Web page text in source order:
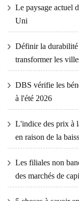
Le paysage actuel
Uni
Définir la durabilité
transformer les
DBS vérifie les
à l'été 2026
L'indice des prix à
en raison de la
Les filiales non
des marchés de